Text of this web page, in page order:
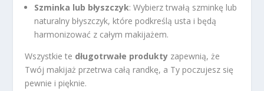
Szminka lub błyszczyk: Wybierz trwałą szminkę lub
naturalny błyszczyk, które podkreślą usta i będą
harmonizować z całym makijażem.
Wszystkie te długotrwałe produkty zapewnią, że
Twój makijaż przetrwa całą randkę, a Ty poczujesz się
pewnie i pięknie.